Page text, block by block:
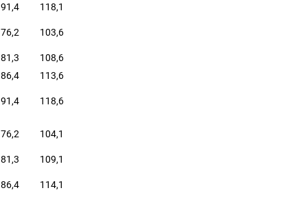
91,4
118,1
76,2 103,6
81,3
108,6
86,4
113,6
91,4 118,6
76,2 104,1
81,3
109,1
86,4 114,1